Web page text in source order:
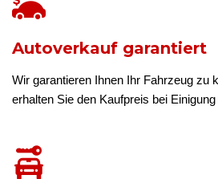
Autoverkauf garantiert
Wir garantieren Ihnen Ihr Fahrzeug zu
erhalten Sie den Kaufpreis bei